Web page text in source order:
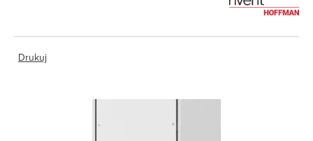
Drukuj